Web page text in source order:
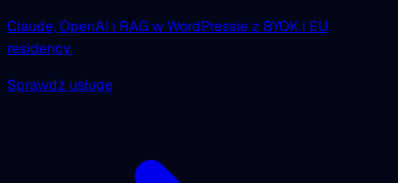
Claude, OpenAI i RAG w WordPressie z BYOK i EU
residency.
Sprawdź usługę